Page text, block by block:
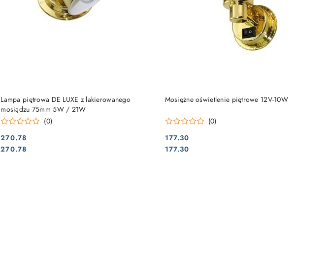
Lampa piętrowa DE LUXE z lakierowanego
mosiądzu 75mm 5W / 21W
(0)
Cena:
270.78
Cena:
270.78
DO KOSZYKA Mosiężne oświetlenie piętrowe 12V-10W
(0)
Cena:
177.30
Cena:
177.30
DO KOSZYKA